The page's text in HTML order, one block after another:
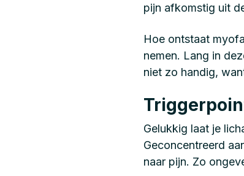
pijn afkomstig uit
Hoe ontstaat
nemen. Lang in
niet zo handig,
Gelukkig laat je
Geconcentreerd
naar pijn. Zo